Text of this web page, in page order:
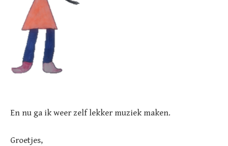
En nu ga ik weer zelf lekker muziek maken.
Groetjes,